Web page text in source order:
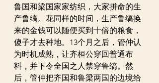
鲁国和梁国家家纺织，大家拼命的生
产鲁缟。花同样的时间，生产鲁缟换
来的金钱可以随便买到十倍的粮食，
傻子才去种地。13个月之后，管仲认
为时机成熟，让齐桓公穿回普通布
料，并下令全国之人禁穿鲁缟。然
后，管仲把齐国和鲁梁两国的边境给